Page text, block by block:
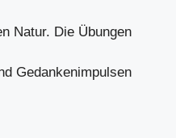
Natur. Die Übungen
Gedankenimpulsen